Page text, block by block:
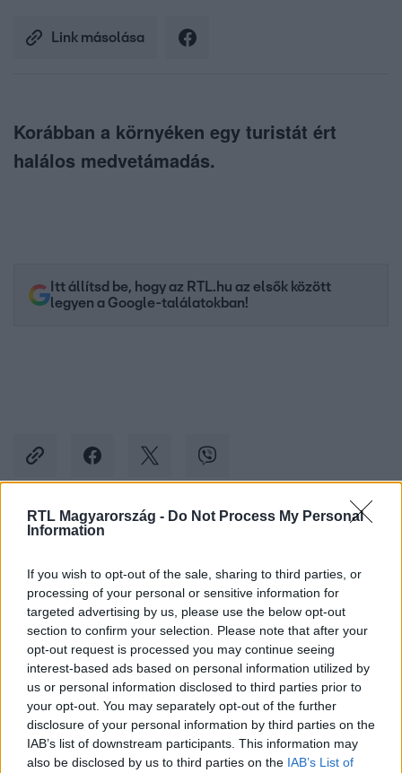
RTL Magyarország - Do Not Process My Personal
Information
If you wish to opt-out of the sale, sharing to third parties, or
processing of your personal or sensitive information for
targeted advertising by us, please use the below opt-out
section to confirm your selection. Please note that after your
opt-out request is processed you may continue seeing
interest-based ads based on personal information utilized by
us or personal information disclosed to third parties prior to
your opt-out. You may separately opt-out of the further
disclosure of your personal information by third parties on the
IAB’s list of downstream participants. This information may
also be disclosed by us to third parties on the IAB’s List of
Link másolása
Korábban a környéken egy turistát ért
halálos medvetámadás.
Itt állítsd be, hogy az RTL.hu az elsők között
legyen a Google-találatokban!
Kövess minket, és értesülj a friss hírekről a
Követem
#BALESET-BŰNÜGY #MEDVE #MEDVETÁMADÁS
#HARAPÁS #KARMOLÁS #LIPÓTSZENTMIKLÓS